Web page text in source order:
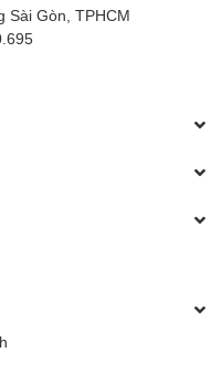
Sài Gòn, TPHCM